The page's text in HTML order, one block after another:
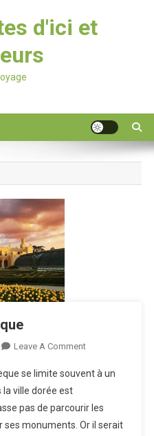
d'ici et
Leave A CommentOn
République
se limite souvent à un
la ville dorée est
pas de parcourir les
ses monuments. Or il serait